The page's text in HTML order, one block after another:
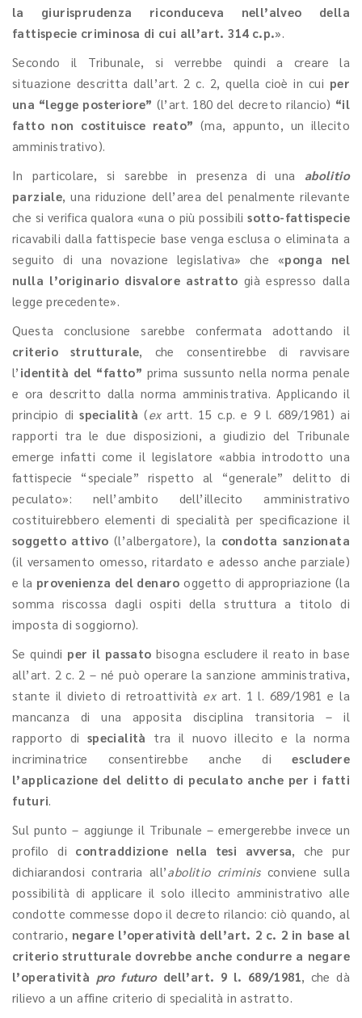
la giurisprudenza riconduceva nell’alveo della
fattispecie criminosa di cui all’art. 314 c.p.».
Secondo il Tribunale, si verrebbe quindi a creare la
situazione descritta dall’art. 2 c. 2, quella cioè in cui per
una “legge posteriore” (l’art. 180 del decreto rilancio) “il
fatto non costituisce reato” (ma, appunto, un illecito
amministrativo).
In particolare, si sarebbe in presenza di una abolitio
parziale, una riduzione dell’area del penalmente rilevante
che si verifica qualora «una o più possibilisotto-fattispecie
ricavabili dalla fattispecie base venga esclusa o eliminata a
seguito di una novazione legislativa» che «ponga nel
nulla l’originario disvalore astratto già espresso dalla
legge precedente».
Questa conclusione sarebbe confermata adottando il
criterio strutturale, che consentirebbe di ravvisare
l’ identità del “fatto” prima sussunto nella norma penale
e ora descritto dalla norma amministrativa. Applicando il
principio dispecialità (exartt. 15 c.p. e 9 l. 689/1981) ai
rapporti tra le due disposizioni, a giudizio del Tribunale
emerge infatti come il legislatore «abbia introdotto una
fattispecie “speciale” rispetto al “generale” delitto di
peculato»: nell’ambito dell’illecito amministrativo
costituirebbero elementi di specialità per specificazione il
soggetto attivo (l’albergatore), la condotta sanzionata
(il versamento omesso, ritardato e adesso anche parziale)
e la provenienza del denaro oggetto di appropriazione (la
somma riscossa dagli ospiti della struttura a titolo di
imposta di soggiorno).
Se quindi per il passatobisogna escludere il reato in base
all’art. 2 c. 2 – né può operare la sanzione amministrativa,
stante il divieto di retroattività exart. 1 l. 689/1981 e la
mancanza di una apposita disciplina transitoria – il
rapporto di specialità tra il nuovo illecito e la norma
incriminatrice consentirebbe anche diescludere
l’applicazione del delitto di peculato anche per i fatti
futuri.
Sul punto – aggiunge il Tribunale – emergerebbe invece un
profilo di contraddizione nella tesi avversa, che pur
dichiarandosi contraria all’abolitio criminisconviene sulla
possibilità di applicare il solo illecito amministrativo alle
condotte commesse dopo il decreto rilancio: ciò quando, al
contrario, negare l’operatività dell’art. 2 c. 2 in base al
criterio strutturale dovrebbe anche condurre a negare
l’operatività pro futurodell’art. 9 l. 689/1981, che dà
rilievo a un affine criterio di specialità in astratto.